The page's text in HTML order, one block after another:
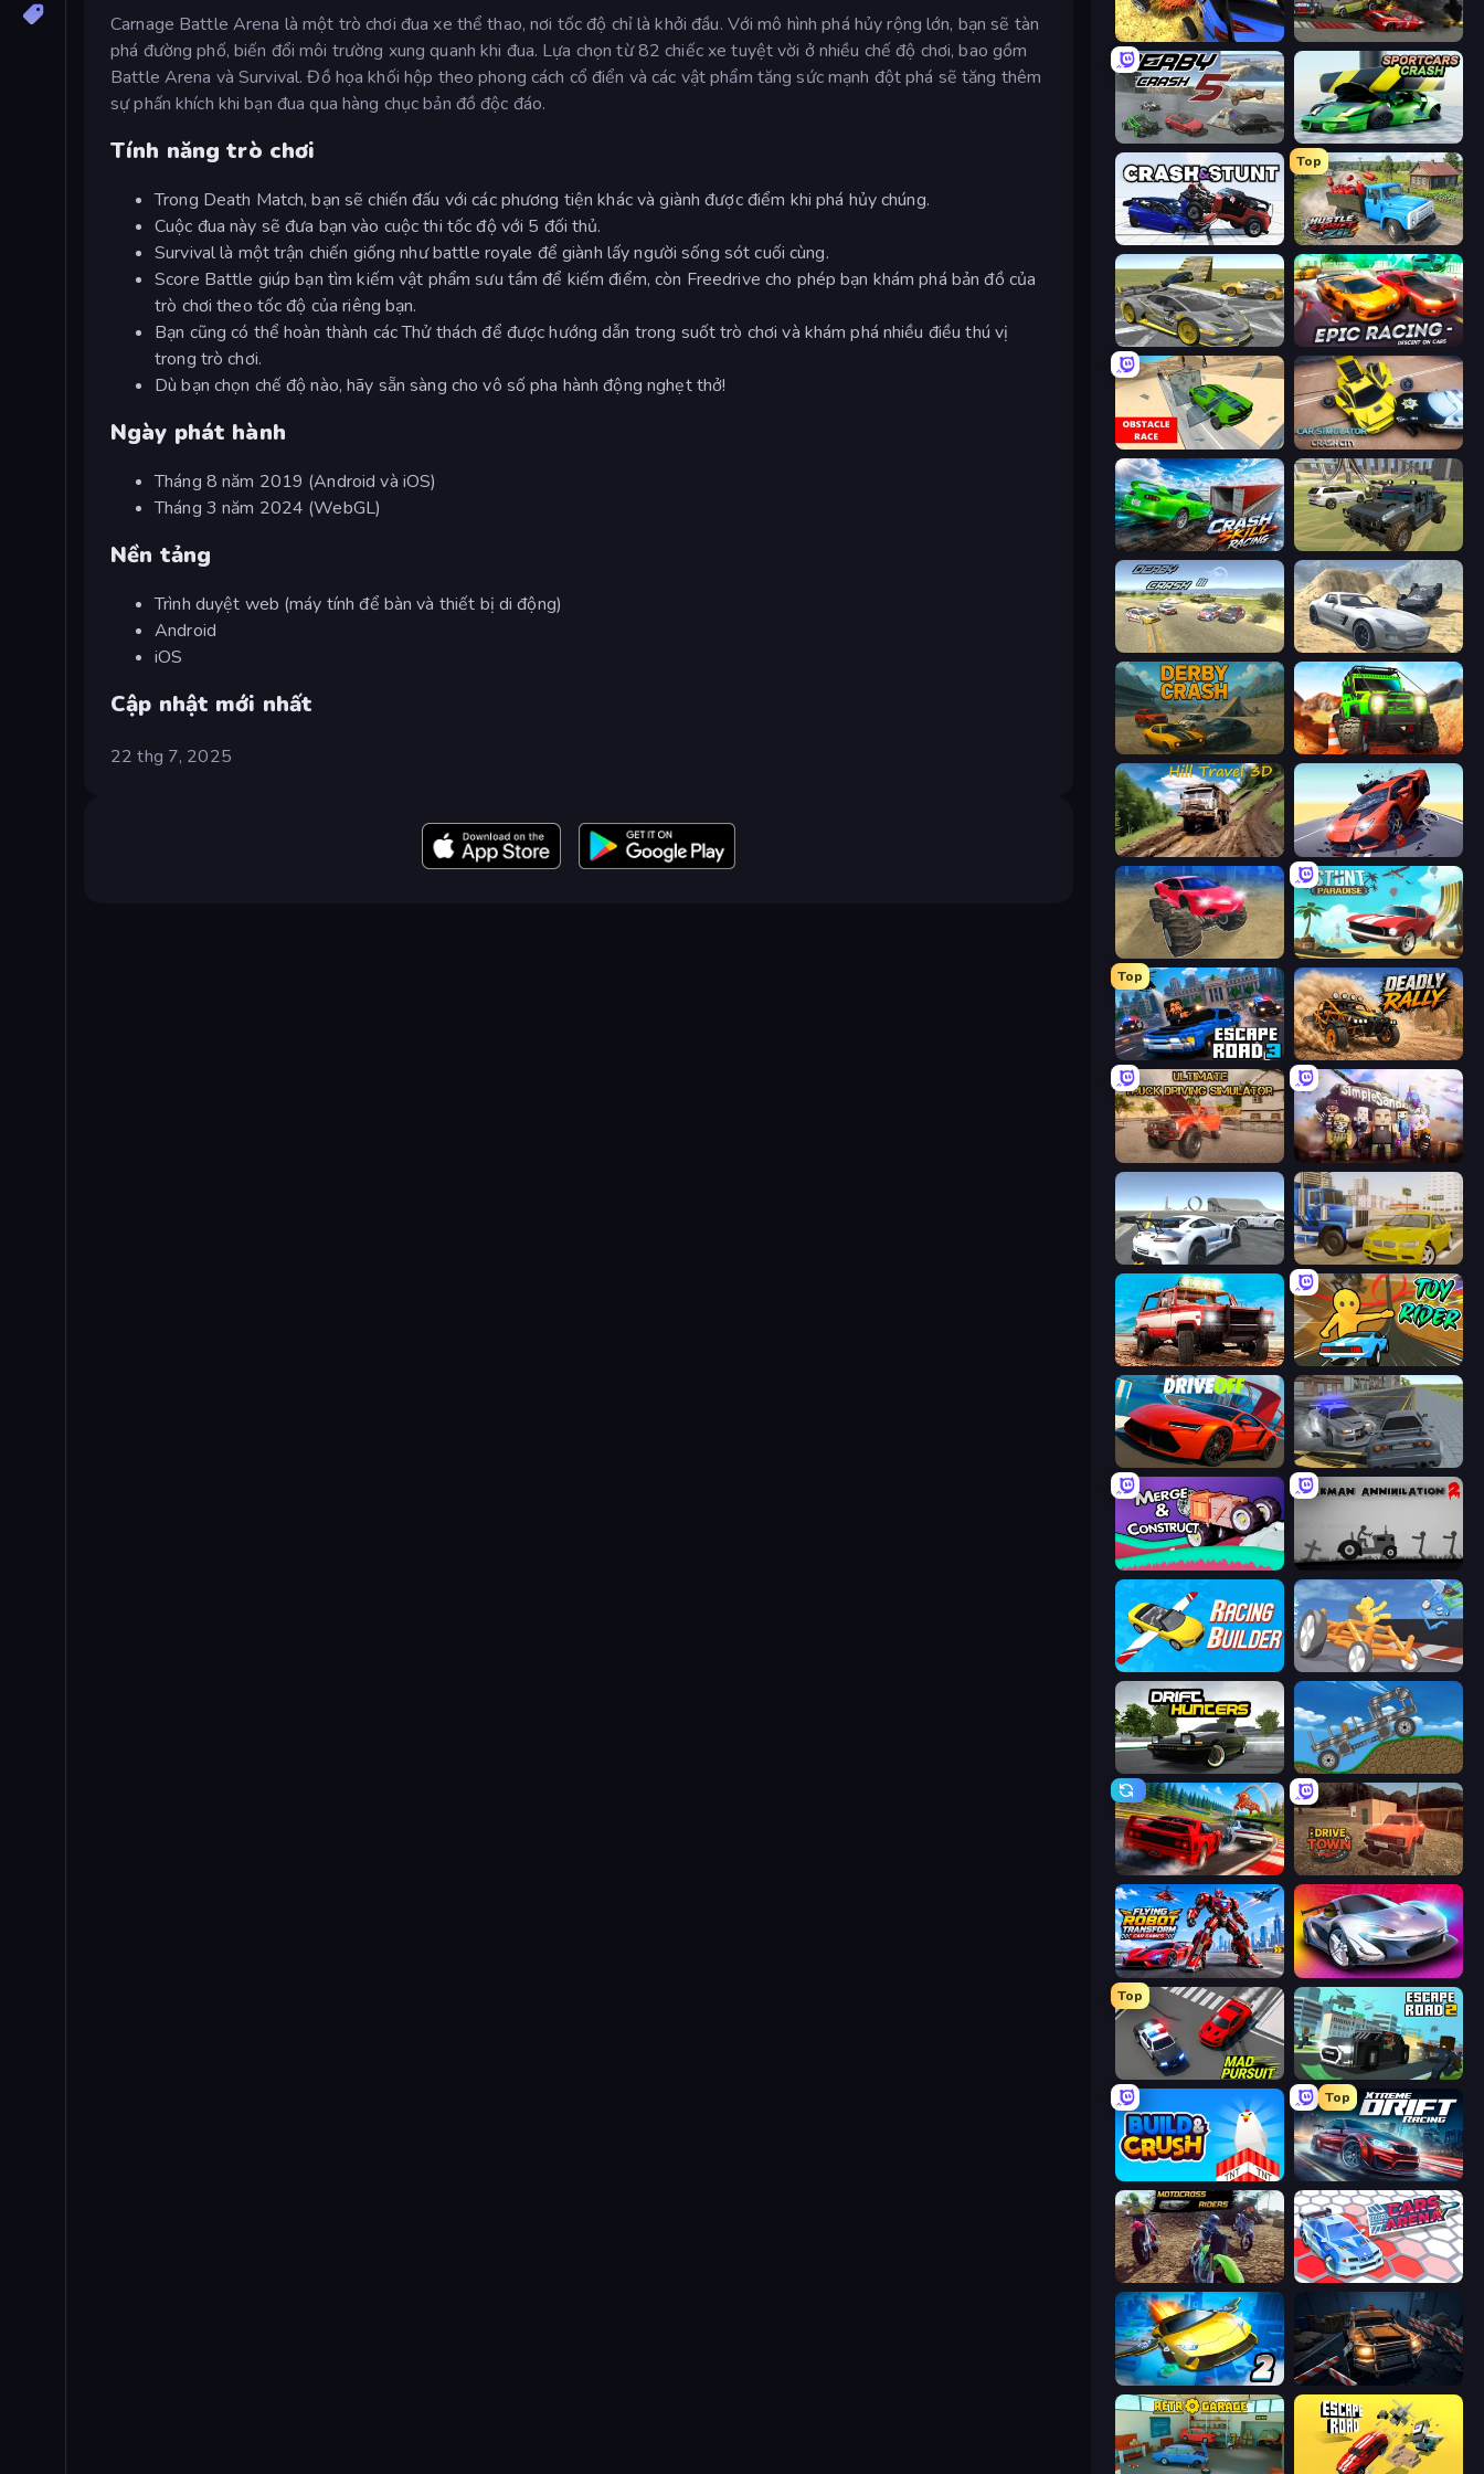
Carnage Battle Arena là một trò chơi đua xe thể thao, nơi tốc độ chỉ là khởi đầu. Với mô hình phá hủy rộng lớn, bạn sẽ tàn
phá đường phố, biến đổi môi trường xung quanh khi đua. Lựa chọn từ 82 chiếc xe tuyệt vời ở nhiều chế độ chơi, bao gồm
Battle Arena và Survival. Đồ họa khối hộp theo phong cách cổ điển và các vật phẩm tăng sức mạnh đột phá sẽ tăng thêm
sự phấn khích khi bạn đua qua hàng chục bản đồ độc đáo.
Tính năng trò chơi
Trong Death Match, bạn sẽ chiến đấu với các phương tiện khác và giành được điểm khi phá hủy chúng.
Cuộc đua này sẽ đưa bạn vào cuộc thi tốc độ với 5 đối thủ.
Survival là một trận chiến giống như battle royale để giành lấy người sống sót cuối cùng.
Score Battle giúp bạn tìm kiếm vật phẩm sưu tầm để kiếm điểm, còn Freedrive cho phép bạn khám phá bản đồ của
trò chơi theo tốc độ của riêng bạn.
Bạn cũng có thể hoàn thành các Thử thách để được hướng dẫn trong suốt trò chơi và khám phá nhiều điều thú vị
trong trò chơi.
Dù bạn chọn chế độ nào, hãy sẵn sàng cho vô số pha hành động nghẹt thở!
Ngày phát hành
Tháng 8 năm 2019 (Android và iOS)
Tháng 3 năm 2024 (WebGL)
Nền tảng
Trình duyệt web (máy tính để bàn và thiết bị di động)
Android
iOS
Cập nhật mới nhất
22 thg 7, 2025
Car Crash Simulator Royale Demolition Derby 2
Derby Crash 5 Sportcars Crash
Crash & Stunt
Top
Hustle & Drift in ZIL
Wrong Way Epic Racing - Descent on Cars
Obstacle Race: Destroying Simulator! Car Simulator: Crash City
Crash Skill Racing 4x4 Offroader
Derby Crash 3 Derby Crash 2
Derby Crash Offroad Life 3D
Hill Travel 3D Hyper Cars Ramp Crash
Stunt Paradise
Top
Escape Road 3 Deadly Rally
Ultimate Truck Driving Simulator 2020 Simple Sandbox 3
Crazy Car Stunts
Offroad Masters Challenge Toy Rider
DriveOff RCC City Racing
Merge & Construct Stickman Annihilation 2
Racing Builder Draw Crash Race
Drift Hunters Move It!
Racing: Online! DriveTown
Flying Robot Transform Car Games Grand Cyber City
Top
Mad Pursuit Escape Road 2
Build and Crush
Top
Xtreme DRIFT Racing
MotoCross Riders Cars Arena
Ultimate Flying Car 2 Cars vs Zombies